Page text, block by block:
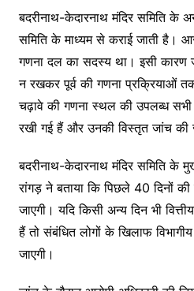
बदरीनाथ-केदारनाथ मंदिर समिति के
समिति के माध्यम से कराई जाती है।
गणना दल का सदस्य था। इसी
न रखकर पूर्व की गणना प्रक्रियाओं
चढ़ावे की गणना स्थल की उपलब्ध सभी
रखी गई हैं और उनकी विस्तृत जांच की
बदरीनाथ-केदारनाथ मंदिर समिति के
रांगड़ ने बताया कि पिछले 40 दिनों की
जाएगी। यदि किसी अन्य दिन भी
हैं तो संबंधित लोगों के खिलाफ
जाएगी।